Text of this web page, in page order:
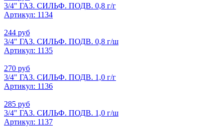
3/4" ГАЗ. СИЛЬФ. ПОДВ. 0,8 г/г
Артикул: 1134
244 руб
3/4" ГАЗ. СИЛЬФ. ПОДВ. 0,8 г/ш
Артикул: 1135
270 руб
3/4" ГАЗ. СИЛЬФ. ПОДВ. 1,0 г/г
Артикул: 1136
285 руб
3/4" ГАЗ. СИЛЬФ. ПОДВ. 1,0 г/ш
Артикул: 1137